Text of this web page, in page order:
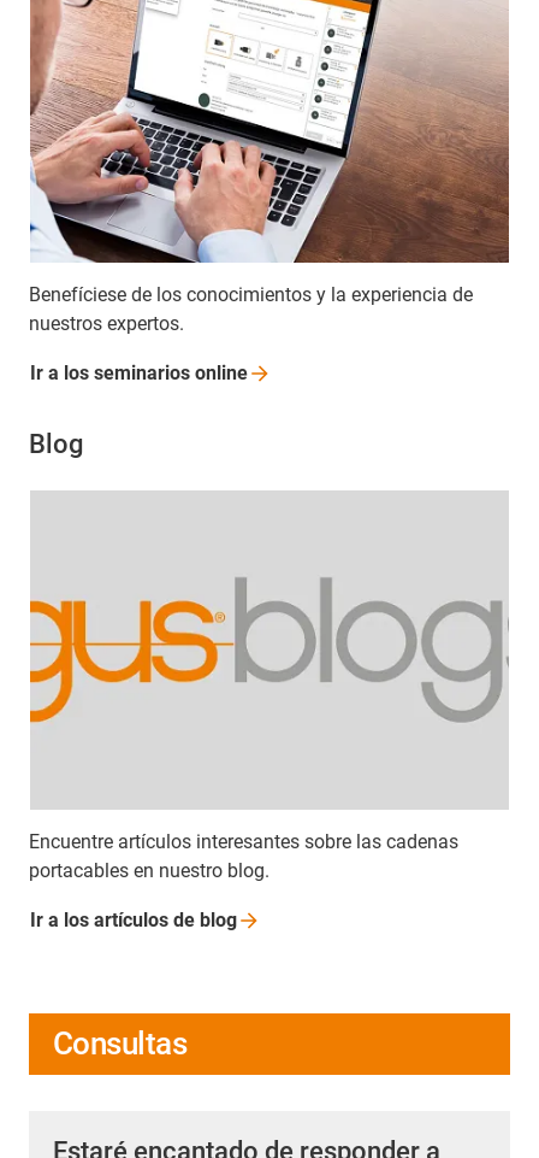
Benefíciese de los conocimientos y la experiencia de
nuestros expertos.
Ir a los seminarios online
Blog
Encuentre artículos interesantes sobre las cadenas
portacables en nuestro blog.
Ir a los artículos de blog
Consultas
Estaré encantado de responder a